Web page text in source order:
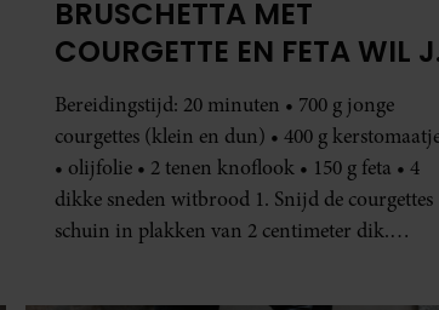
SANTE
DÍT IS WAAROM TRAPLOPEN
ZO ZWAAR VOELT (SPOILER: